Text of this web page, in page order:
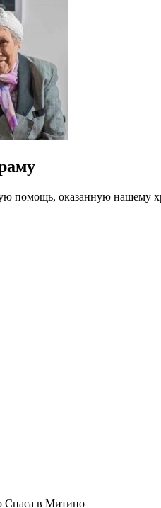
помощь, оказанную нашему
Спаса в Митино